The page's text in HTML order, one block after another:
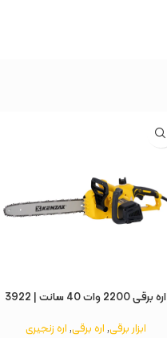
اره برقی 2200 وات 40 سانت | 3922
ابزار برقی,اره برقی,اره زنجیری